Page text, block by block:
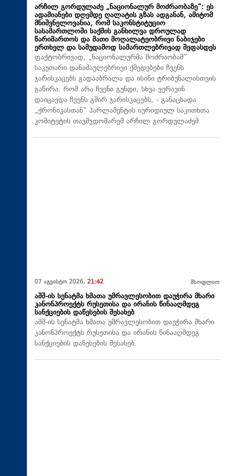
არჩილ გორდულაძე „ნაციონალურ მოძრაობაზე“: ეს
ადამიანები დღემდე ღალატის გზას ადგანან, ამიტომ
მნიშვნელოვანია, რომ საკონსტიტუციო
სასამართლოში საქმის განხილვა დროულად
წარიმართოს და მათი მოღალატეობრივი ნაბიჯები
ერთხელ და სამუდამოდ სამართლებრივად შეფასდეს
ფაქტობრივად, „ნაციონალურმა მოძრაობამ“
საკუთარი დანაშაულებრივი ქმედებები ჩვენს
ჯარისკაცებს გადააბრალა და ისინი ტრიბუნალისთვის
გაწირა. რომ არა ჩვენი გუნდი, სხვა ვერავინ
დაიცავდა ჩვენს გმირ ჯარისკაცებს, - განაცხადა
„ქრონიკასთან“ პარლამენტის იურიდიულ საკითხთა
კომიტეტის თავმჯდომარემ არჩილ გორდულაძემ.
07 აგვისტო 2026, 21:42 მსოფლიო
აშშ-ის სენატმა ხმათა უმრავლესობით დაუჭირა მხარი
კანონპროექტს რუსეთისა და ირანის წინააღმდეგ
სანქციების დაწესების შესახებ
აშშ-ის სენატმა ხმათა უმრავლესობით დაუჭირა მხარი
კანონპროექტს რუსეთისა და ირანის წინააღმდეგ
სანქციების დაწესების შესახებ.